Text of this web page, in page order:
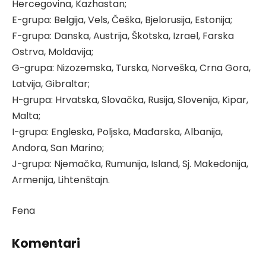
Hercegovina, Kazhastan;
E-grupa: Belgija, Vels, Češka, Bjelorusija, Estonija;
F-grupa: Danska, Austrija, Škotska, Izrael, Farska
Ostrva, Moldavija;
G-grupa: Nizozemska, Turska, Norveška, Crna Gora,
Latvija, Gibraltar;
H-grupa: Hrvatska, Slovačka, Rusija, Slovenija, Kipar,
Malta;
I-grupa: Engleska, Poljska, Mađarska, Albanija,
Andora, San Marino;
J-grupa: Njemačka, Rumunija, Island, Sj. Makedonija,
Armenija, Lihtenštajn.
Fena
Komentari